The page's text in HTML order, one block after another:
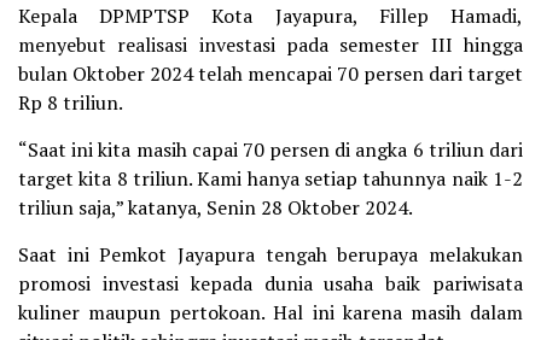
Kepala DPMPTSP Kota Jayapura, Fillep Hamadi,
menyebut realisasi investasi pada semester III hingga
bulan Oktober 2024 telah mencapai 70 persen dari target
Rp 8 triliun.
“Saat ini kita masih capai 70 persen di angka 6 triliun dari
target kita 8 triliun. Kami hanya setiap tahunnya naik 1-2
triliun saja,” katanya, Senin 28 Oktober 2024.
Saat ini Pemkot Jayapura tengah berupaya melakukan
promosi investasi kepada dunia usaha baik pariwisata
kuliner maupun pertokoan. Hal ini karena masih dalam